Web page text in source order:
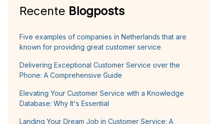
Recente Blogposts
Five examples of companies in Netherlands that are
known for providing great customer service
Delivering Exceptional Customer Service over the
Phone: A Comprehensive Guide
Elevating Your Customer Service with a Knowledge
Database: Why It's Essential
Landing Your Dream Job in Customer Service: A